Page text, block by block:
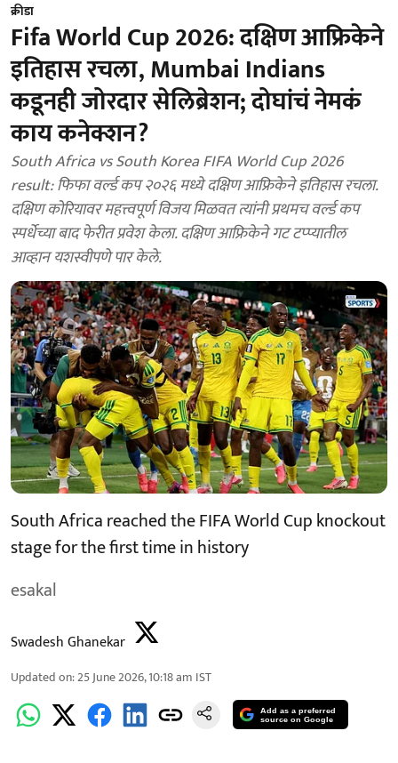
क्रीडा
Fifa World Cup 2026: दक्षिण आफ्रिकेने
इतिहास रचला, Mumbai Indians
कडूनही जोरदार सेलिब्रेशन; दोघांचं नेमकं
काय कनेक्शन?
South Africa vs South Korea FIFA World Cup 2026
result: फिफा वर्ल्ड कप २०२६ मध्ये दक्षिण आफ्रिकेने इतिहास रचला.
दक्षिण कोरियावर महत्त्वपूर्ण विजय मिळवत त्यांनी प्रथमच वर्ल्ड कप
स्पर्धेच्या बाद फेरीत प्रवेश केला. दक्षिण आफ्रिकेने गट टप्प्यातील
आव्हान यशस्वीपणे पार केले.
South Africa reached the FIFA World Cup knockout
stage for the first time in history
esakal
Swadesh Ghanekar
Updated on:25 June 2026, 10:18 am IST
Add as a preferred
source on Google